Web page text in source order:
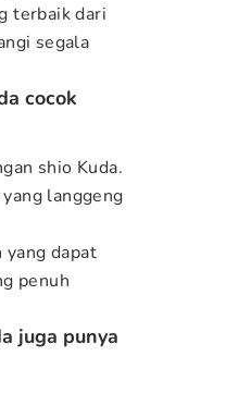
terbaik dari
segala
cocok
shio Kuda.
langgeng
dapat
penuh
juga punya